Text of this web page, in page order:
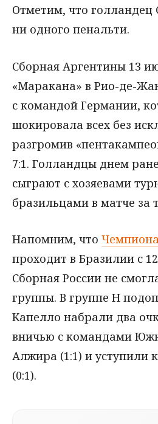
Отметим, что голландец
ни одного пенальти.
Сборная Аргентины 13
«Маракана» в Рио-де-
с командой Германии,
шокировала всех без
разгромив
7:1. Голландцы днем
сыграют с хозяевами
бразильцами в матче за
Напомним, что
проходит в Бразилии с
Сборная России не
группы. В группе Н
Капелло набрали два
вничью с командами
Алжира (1:1) и уступили
(0:1).